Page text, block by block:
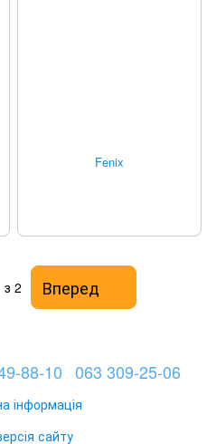
Fenix
з 2 Вперед
88-10 063 309-25-06
інформація
сайту